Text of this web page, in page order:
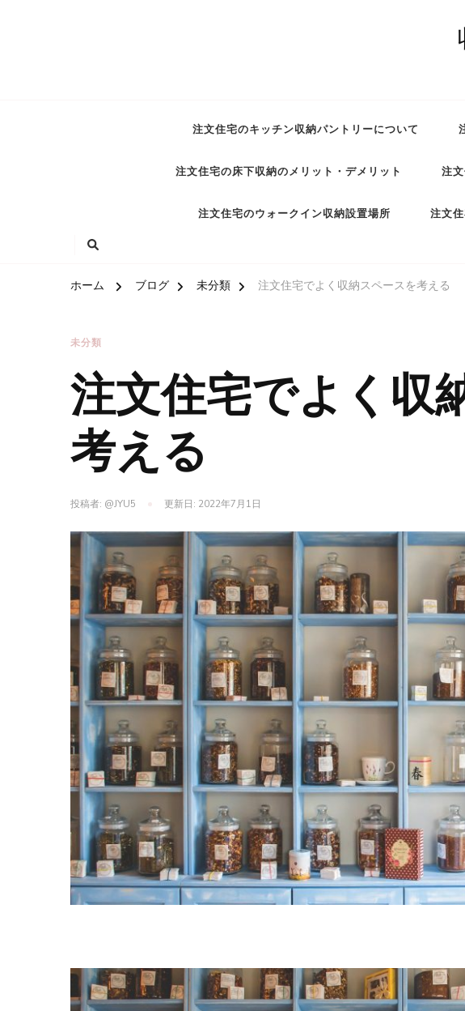
注文住宅のキッチン収納パントリーについて
注文住宅の床下収納のメリット・デメリット 注
注文住宅のウォークイン収納設置場所 注文
ホーム ブログ 未分類 注文住宅でよく収納スペースを考える
未分類
注文住宅でよく収
考える
投稿者: @JYU5 更新日: 2022年7月1日